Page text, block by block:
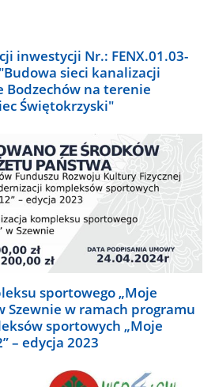
inwestycji Nr.: FENX.01.03-
sieci kanalizacji
na terenie
Świętokrzyski"
sportowego „Moje
Szewnie w ramach programu
sportowych „Moje
– edycja 2023